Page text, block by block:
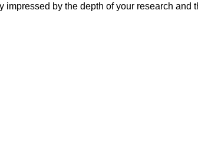
by the depth of your research